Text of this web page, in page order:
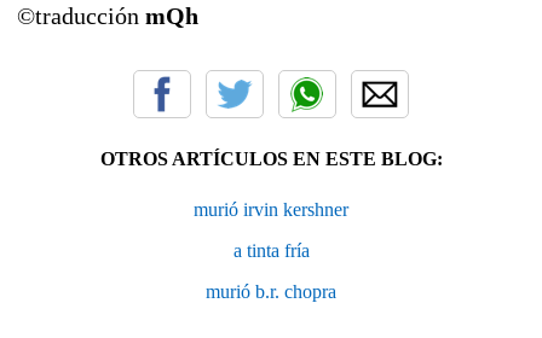
©traducción mQh
OTROS ARTÍCULOS EN ESTE BLOG:
murió irvin kershner
a tinta fría
murió b.r. chopra